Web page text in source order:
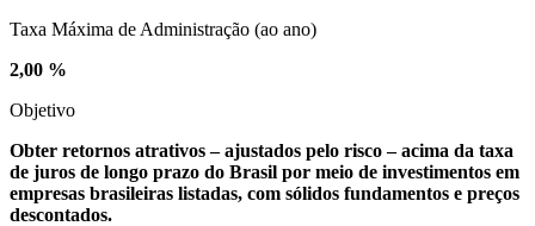
Taxa Máxima de Administração (ao ano)
2,00 %
Objetivo
Obter retornos atrativos – ajustados pelo risco – acima da taxa
de juros de longo prazo do Brasil por meio de investimentos em
empresas brasileiras listadas, com sólidos fundamentos e preços
descontados.